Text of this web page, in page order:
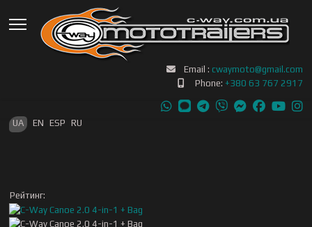
Email : cwaymoto@gmail.com
Phone: +380 63 767 2917
Оберіть свою мову
UA EN ESP RU
Рейтинг: